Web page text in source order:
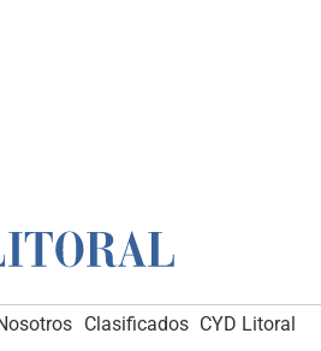
Clasificados CYD Litoral